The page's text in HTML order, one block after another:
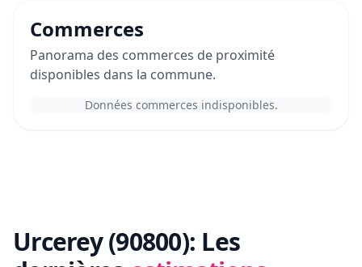
Commerces
Panorama des commerces de proximité
disponibles dans la commune.
Données commerces indisponibles.
Urcerey (90800): Les